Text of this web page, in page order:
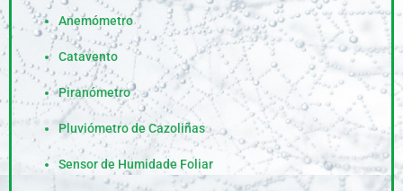
Anemómetro
Catavento
Piranómetro
Pluviómetro de Cazoliñas
Sensor de Humidade Foliar